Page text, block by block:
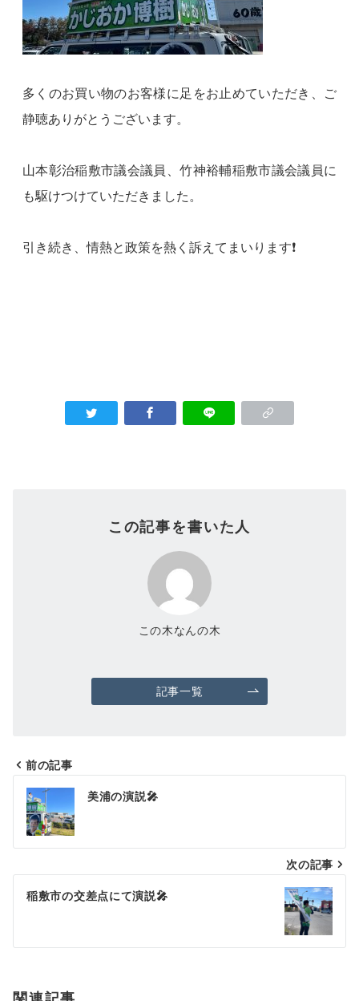
多くのお買い物のお客様に足をお止めていただき、ご
静聴ありがとうございます。
山本彰治稲敷市議会議員、竹神裕輔稲敷市議会議員に
も駆けつけていただきました。
引き続き、情熱と政策を熱く訴えてまいります❗
この記事を書いた人
この木なんの木
記事一覧
投
稿
ナ
ビ
ゲ
シ
前の記事
美浦の演説🎤
次の記事
稲敷市の交差点にて演説🎤